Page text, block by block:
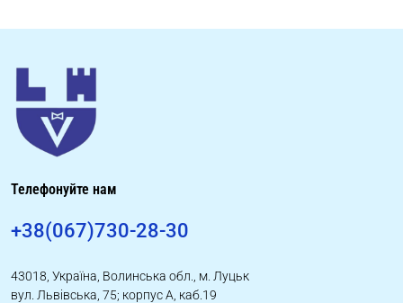
Телефонуйте нам
+38(067)730-28-30
43018, Україна, Волинська обл., м. Луцьк
вул. Львівська, 75; корпус А, каб.19